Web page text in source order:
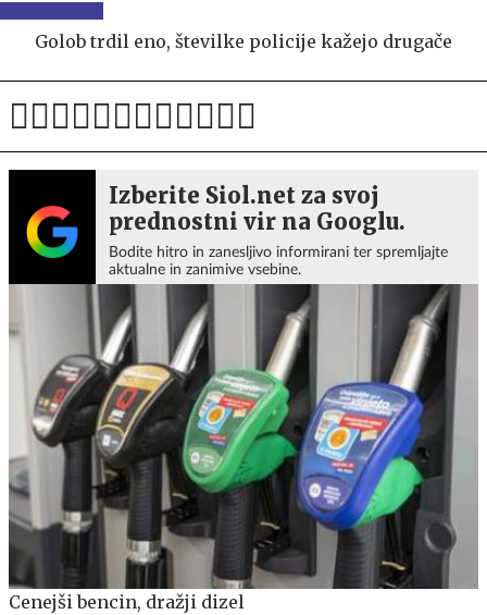
Golob trdil eno, številke policije kažejo drugače
Izberite Siol.net za svoj
prednostni vir na Googlu.
Bodite hitro in zanesljivo informirani ter spremljajte
aktualne in zanimive vsebine.
Cenejši bencin, dražji dizel